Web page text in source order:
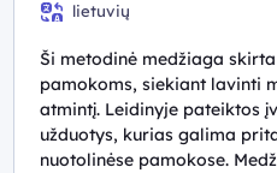
lietuvių
Ši metodinė medžiaga
pamokoms, siekiant lavinti
atmintį. Leidinyje pateiktos
užduotys, kurias galima
nuotolinėse pamokose.